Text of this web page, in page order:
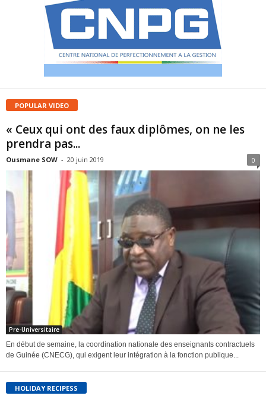
POPULAR VIDEO
« Ceux qui ont des faux diplômes, on ne les
prendra pas...
Ousmane SOW - 20 juin 2019 0
Pre-Universitaire
En début de semaine, la coordination nationale des enseignants contractuels
de Guinée (CNECG), qui exigent leur intégration à la fonction publique...
HOLIDAY RECIPESS